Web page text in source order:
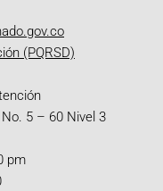
(PQRSD)
5 – 60 Nivel 3
pm